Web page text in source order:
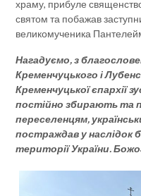
храму, прибуле
святом та побажав
великомученика
Нагадуємо, з
Кременчуцького і
Кременчуцької єпархії
постійно збирають та
переселенцям,
постраждав у наслідок
території України.